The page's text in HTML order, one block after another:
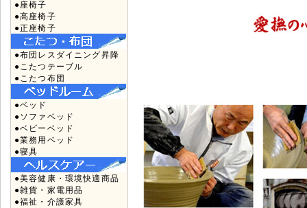
●座椅子
●高座椅子
●正座椅子
●布団レスダイニング昇降
●こたつテーブル
●こたつ布団
●ベッド
●ソファベッド
●ベビーベッド
●業務用ベッド
●寝具
●美容健康・環境快適商品
●雑貨・家電用品
●福祉・介護家具